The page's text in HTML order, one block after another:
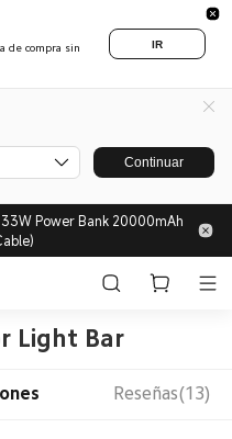
de compra sin
IR
Continuar
Power Bank 20000mAh
Light Bar
Reseñas(13)